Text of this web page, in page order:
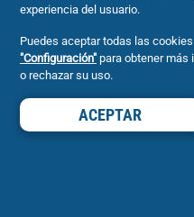
experiencia del usuario.
Puedes aceptar todas las
"Configuración" para obtener más
o rechazar su uso.
ACEPTAR